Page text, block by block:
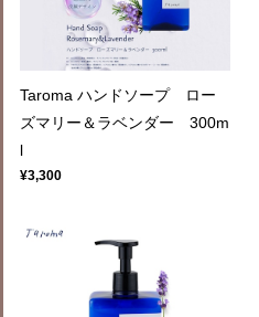
Taroma ハンドソープ ロー
ズマリー＆ラベンダー 300m
l
¥3,300